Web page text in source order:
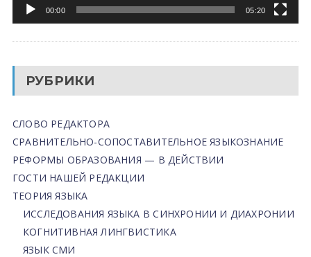
00:00 05:20
РУБРИКИ
СЛОВО РЕДАКТОРА
СРАВНИТЕЛЬНО-СОПОСТАВИТЕЛЬНОЕ ЯЗЫКОЗНАНИЕ
РЕФОРМЫ ОБРАЗОВАНИЯ — В ДЕЙСТВИИ
ГОСТИ НАШЕЙ РЕДАКЦИИ
ТЕОРИЯ ЯЗЫКА
ИССЛЕДОВАНИЯ ЯЗЫКА В СИНХРОНИИ И ДИАХРОНИИ
КОГНИТИВНАЯ ЛИНГВИСТИКА
ЯЗЫК СМИ